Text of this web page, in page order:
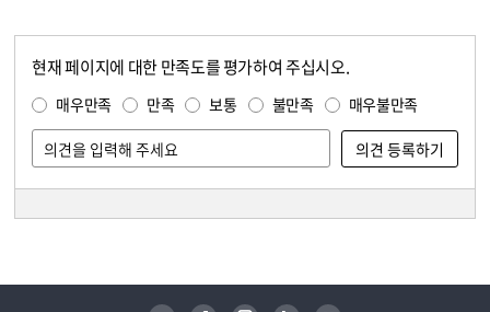
현재 페이지에 대한 만족도를 평가하여 주십시오.
매우만족 만족 보통 불만족 매우불만족
유튜브 페이스북 인스타그램 블로그 트위터